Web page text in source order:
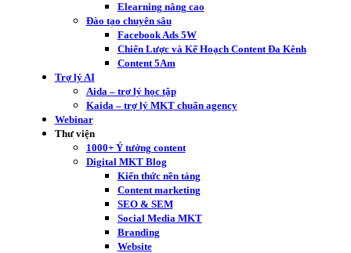
Elearning nâng cao
Đào tạo chuyên sâu
Facebook Ads 5W
Chiến Lược và Kế Hoạch Content Đa Kênh
Content 5Am
Trợ lý AI
Aida – trợ lý học tập
Kaida – trợ lý MKT chuẩn agency
Webinar
Thư viện
1000+ Ý tưởng content
Digital MKT Blog
Kiến thức nền tảng
Content marketing
SEO & SEM
Social Media MKT
Branding
Website